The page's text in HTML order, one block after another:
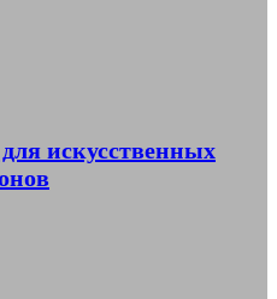
искусственных